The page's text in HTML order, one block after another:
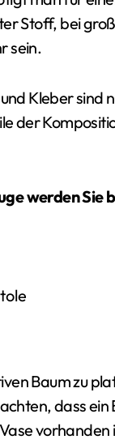
Stoff, bei
sein.
Kleber sind
der
werden Sie
Baum zu
dass
vorhanden